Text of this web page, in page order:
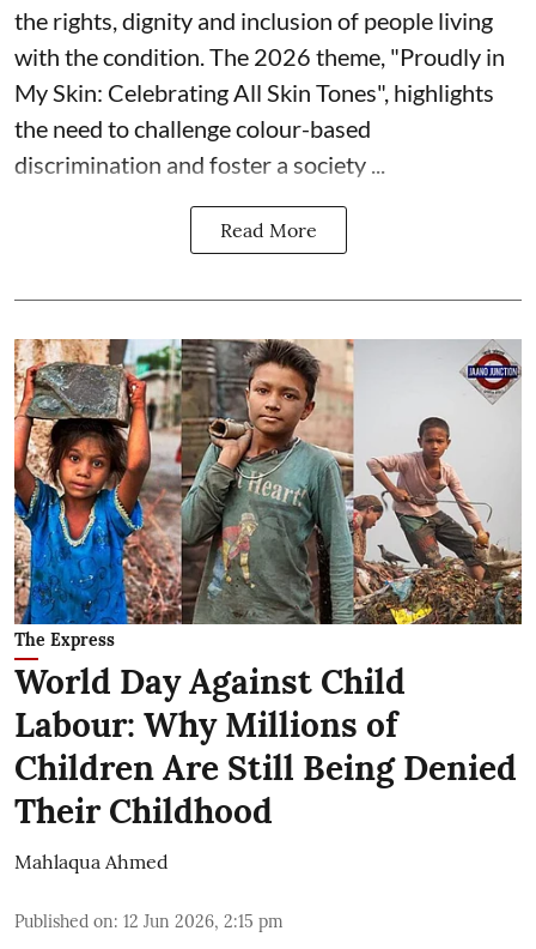
the rights, dignity and inclusion of people living
with the condition. The 2026 theme, "Proudly in
My Skin: Celebrating All Skin Tones", highlights
the need to challenge colour-based
discrimination and foster a society ...
Read More
The Express
World Day Against Child
Labour: Why Millions of
Children Are Still Being Denied
Their Childhood
Mahlaqua Ahmed
Published on: 12 Jun 2026, 2:15 pm